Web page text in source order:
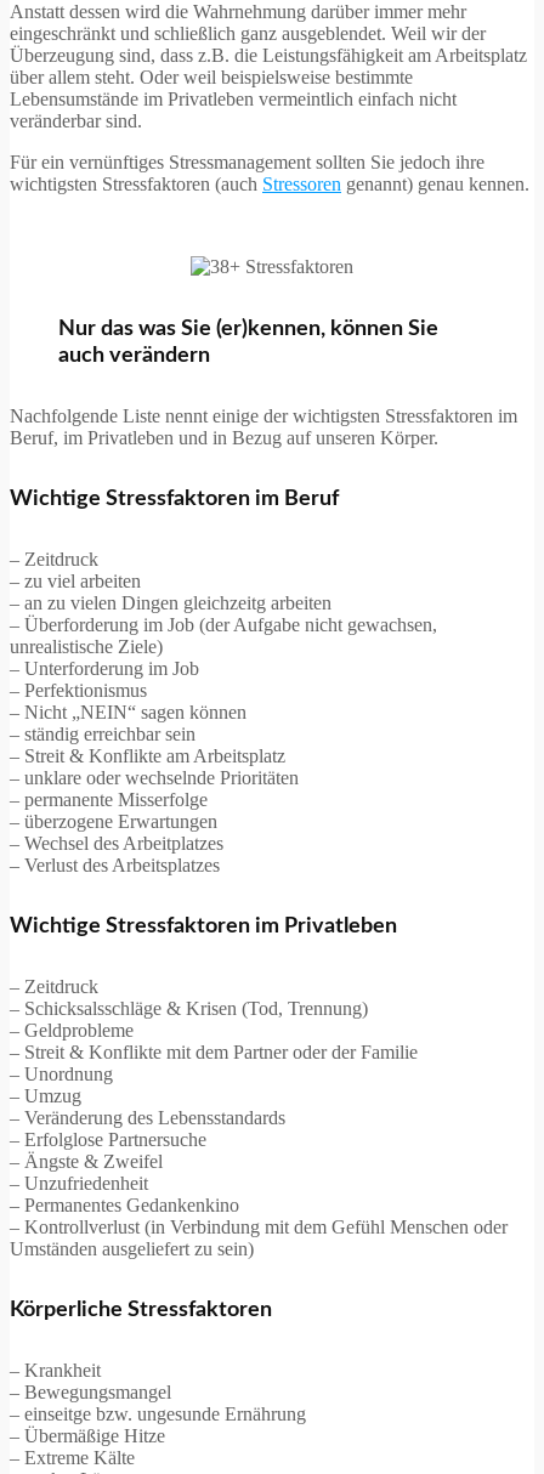
Anstatt dessen wird die Wahrnehmung darüber immer mehr
eingeschränkt und schließlich ganz ausgeblendet. Weil wir der
Überzeugung sind, dass z.B. die Leistungsfähigkeit am Arbeitsplatz
über allem steht. Oder weil beispielsweise bestimmte
Lebensumstände im Privatleben vermeintlich einfach nicht
veränderbar sind.
Für ein vernünftiges Stressmanagement sollten Sie jedoch ihre
wichtigsten Stressfaktoren (auch Stressoren genannt) genau kennen.
Nur das was Sie (er)kennen, können Sie
auch verändern
Nachfolgende Liste nennt einige der wichtigsten Stressfaktoren im
Beruf, im Privatleben und in Bezug auf unseren Körper.
Wichtige Stressfaktoren im Beruf
– Zeitdruck
– zu viel arbeiten
– an zu vielen Dingen gleichzeitg arbeiten
– Überforderung im Job (der Aufgabe nicht gewachsen,
unrealistische Ziele)
– Unterforderung im Job
– Perfektionismus
– Nicht „NEIN“ sagen können
– ständig erreichbar sein
– Streit & Konflikte am Arbeitsplatz
– unklare oder wechselnde Prioritäten
– permanente Misserfolge
– überzogene Erwartungen
– Wechsel des Arbeitplatzes
– Verlust des Arbeitsplatzes
Wichtige Stressfaktoren im Privatleben
– Zeitdruck
– Schicksalsschläge & Krisen (Tod, Trennung)
– Geldprobleme
– Streit & Konflikte mit dem Partner oder der Familie
– Unordnung
– Umzug
– Veränderung des Lebensstandards
– Erfolglose Partnersuche
– Ängste & Zweifel
– Unzufriedenheit
– Permanentes Gedankenkino
– Kontrollverlust (in Verbindung mit dem Gefühl Menschen oder
Umständen ausgeliefert zu sein)
Körperliche Stressfaktoren
– Krankheit
– Bewegungsmangel
– einseitge bzw. ungesunde Ernährung
– Übermäßige Hitze
– Extreme Kälte